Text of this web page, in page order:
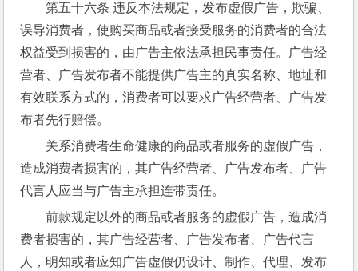
第五十六条 违反本法规定，发布虚假广告，欺骗、
误导消费者，使购买商品或者接受服务的消费者的合法
权益受到损害的，由广告主依法承担民事责任。广告经
营者、广告发布者不能提供广告主的真实名称、地址和
有效联系方式的，消费者可以要求广告经营者、广告发
布者先行赔偿。
关系消费者生命健康的商品或者服务的虚假广告，
造成消费者损害的，其广告经营者、广告发布者、广告
代言人应当与广告主承担连带责任。
前款规定以外的商品或者服务的虚假广告，造成消
费者损害的，其广告经营者、广告发布者、广告代言
人，明知或者应知广告虚假仍设计、制作、代理、发布